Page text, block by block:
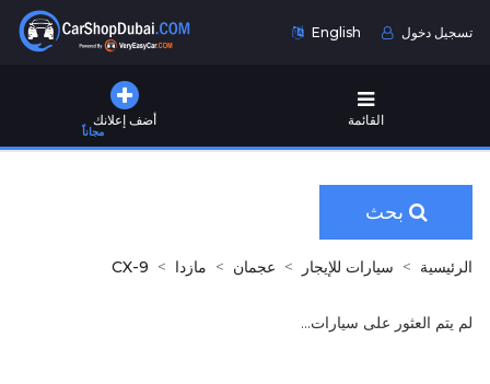
English تسجيل دخول
أضف إعلانك
مجاناً
القائمة
بحث
الرئيسية سيارات للإيجار عجمان مازدا CX-9
لم يتم العثور على سيارات...